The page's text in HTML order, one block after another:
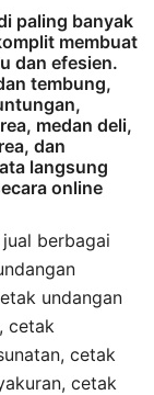
paling banyak
membuat
dan efesien.
tembung,
medan deli,
dan
langsung
online
berbagai
undangan
cetak
cetak
cetak